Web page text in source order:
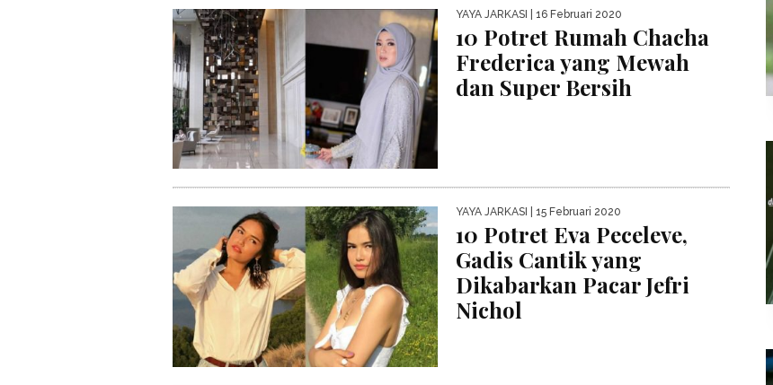
YAYA JARKASI | 16 Februari 2020
10 Potret Rumah Chacha
Frederica yang Mewah
dan Super Bersih
YAYA JARKASI | 15 Februari 2020
10 Potret Eva Peceleve,
Gadis Cantik yang
Dikabarkan Pacar Jefri
Nichol